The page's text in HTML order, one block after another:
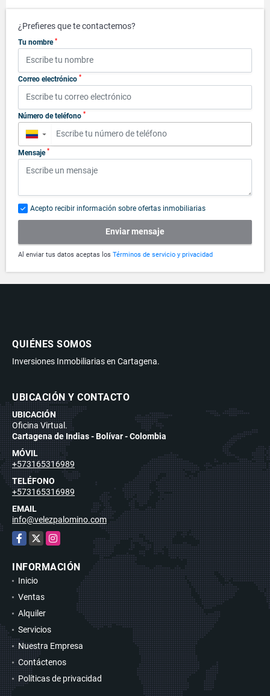
¿Prefieres que te contactemos?
Tu nombre *
Correo electrónico *
Número de teléfono *
▼
Mensaje *
Acepto recibir información sobre ofertas inmobiliarias
Enviar mensaje
Al enviar tus datos aceptas los Términos de servicio y privacidad
QUIÉNES SOMOS
Inversiones Inmobiliarias en Cartagena.
UBICACIÓN Y CONTACTO
UBICACIÓN
Oficina Virtual.
Cartagena de Indias - Bolívar - Colombia
MÓVIL
+573165316989
TELÉFONO
+573165316989
EMAIL
info@velezpalomino.com
Facebook
X Instagram
INFORMACIÓN
Inicio
Ventas
Alquiler
Servicios
Nuestra Empresa
Contáctenos
Políticas de privacidad